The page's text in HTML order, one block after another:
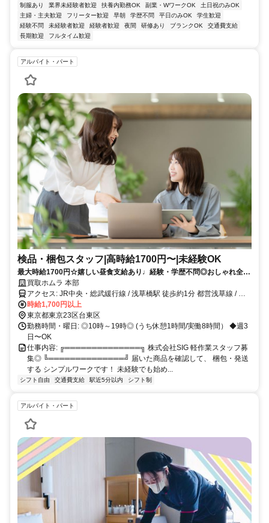
制服あり 業界未経験者歓迎 扶養内勤務OK 副業・WワークOK
土日祝のみOK
主婦・主夫歓迎
フリーター歓迎 早朝 学歴不問 平日のみOK
学生歓迎
経験不問
未経験者歓迎 経験者歓迎 夜間 研修あり ブランクOK
交通費支給
長期歓迎
フルタイム歓迎
アルバイト・パート
検品・梱包スタッフ|高時給1700円〜|未経験OK
最大時給1700円☆嬉しい昼食支給あり♩経験・学歴不問◎おしゃれ全部
自由♪週5〜勤務OK☆駅近で通いやすい♪
買取ホムラ 本部
アクセス: JR中央・総武緩行線 / 浅草橋駅 徒歩約1分 都営浅草線 / 浅
草橋駅 徒歩約1分
時給1,700円以上
東京都東京23区台東区
勤務時間・曜日: ◎10時～19時◎ (うち休憩1時間/実働8時間） ◆週3
日〜OK
仕事内容: ╔══════════════╗ 株式会社SIG 軽作業スタッフ募
集◎ ╚══════════════╝ 届いた商品を確認して、 梱包・発送
する シンプルワークです！ 未経験でも始め...
シフト自由 交通費支給 駅近5分以内 シフト制
アルバイト・パート